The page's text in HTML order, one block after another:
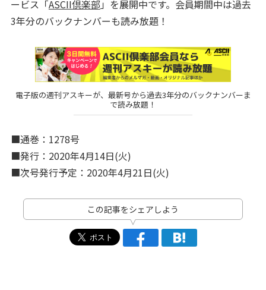
ービス「ASCII倶楽部」を展開中です。会員期間中は過去
3年分のバックナンバーも読み放題！
電子版の週刊アスキーが、最新号から過去3年分のバックナンバーま
で読み放題！
■通巻：1278号
■発行：2020年4月14日(火)
■次号発行予定：2020年4月21日(火)
この記事をシェアしよう